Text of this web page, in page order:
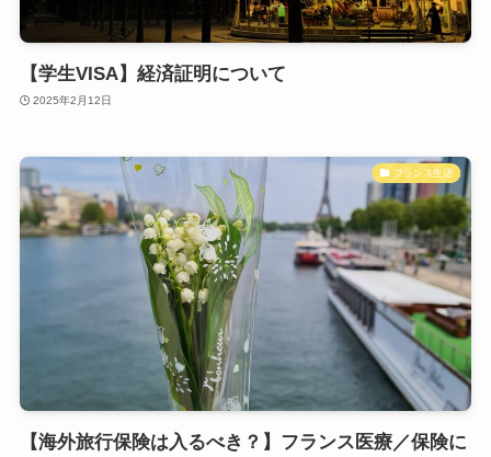
【学生VISA】経済証明について
2025年2月12日
フランス生活
【海外旅行保険は入るべき？】フランス医療／保険に